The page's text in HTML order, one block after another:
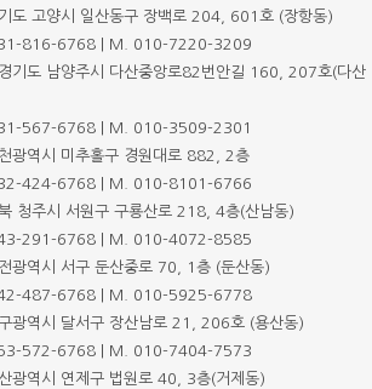
도 고양시 일산동구 장백로 204, 601호 (장항동)
816-6768 M. 010-7220-3209
기도 남양주시 다산중앙로82번안길 160, 207호(다산
567-6768 M. 010-3509-2301
광역시 미추홀구 경원대로 882, 2층
424-6768 M. 010-8101-6766
청주시 서원구 구룡산로 218, 4층(산남동)
291-6768 M. 010-4072-8585
광역시 서구 둔산중로 70, 1층 (둔산동)
487-6768 M. 010-5925-6778
광역시 달서구 장산남로 21, 206호 (용산동)
572-6768 M. 010-7404-7573
광역시 연제구 법원로 40, 3층(거제동)